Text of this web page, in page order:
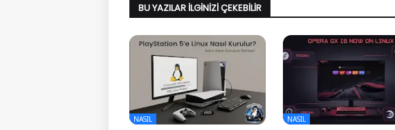
BU YAZILAR İLGINIZI ÇEKEBILIR
NASIL NASIL